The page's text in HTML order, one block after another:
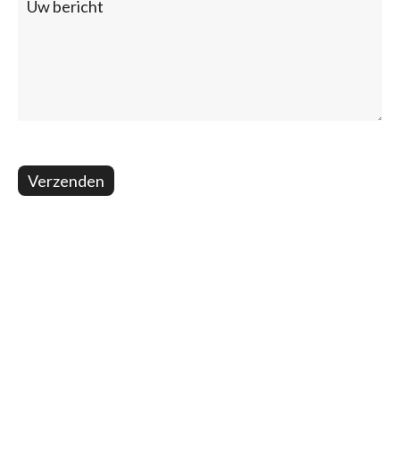
Verzenden